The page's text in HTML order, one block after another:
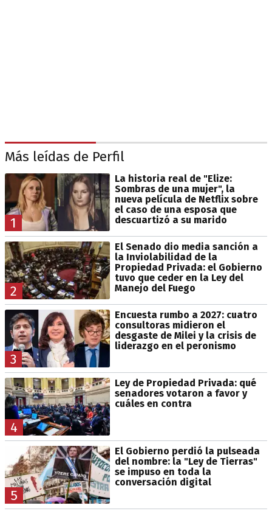
Más leídas de Perfil
1
La historia real de "Elize:
Sombras de una mujer", la
nueva película de Netflix sobre
el caso de una esposa que
descuartizó a su marido
2
El Senado dio media sanción a
la Inviolabilidad de la
Propiedad Privada: el Gobierno
tuvo que ceder en la Ley del
Manejo del Fuego
3
Encuesta rumbo a 2027: cuatro
consultoras midieron el
desgaste de Milei y la crisis de
liderazgo en el peronismo
4
Ley de Propiedad Privada: qué
senadores votaron a favor y
cuáles en contra
5
El Gobierno perdió la pulseada
del nombre: la "Ley de Tierras"
se impuso en toda la
conversación digital